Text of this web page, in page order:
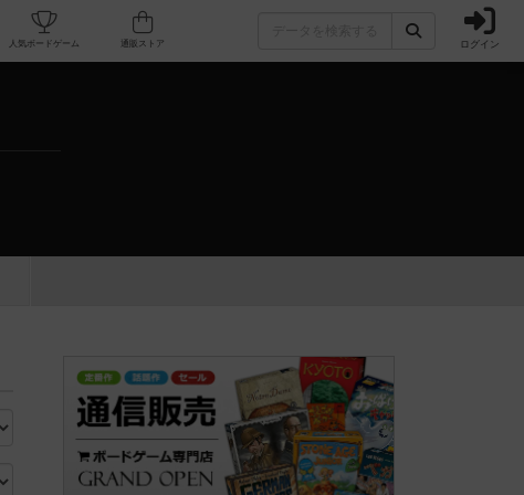
カフェ/店舗 人気ボードゲーム ログイン